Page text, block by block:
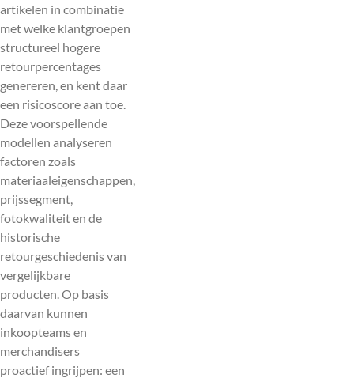
artikelen in combinatie
met welke klantgroepen
structureel hogere
retourpercentages
genereren, en kent daar
een risicoscore aan toe.
Deze voorspellende
modellen analyseren
factoren zoals
materiaaleigenschappen,
prijssegment,
fotokwaliteit en de
historische
retourgeschiedenis van
vergelijkbare
producten. Op basis
daarvan kunnen
inkoopteams en
merchandisers
proactief ingrijpen: een